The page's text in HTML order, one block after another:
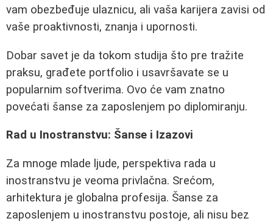
vam obezbeđuje ulaznicu, ali vaša karijera zavisi od
vaše proaktivnosti, znanja i upornosti.
Dobar savet je da tokom studija što pre tražite
praksu, građete portfolio i usavršavate se u
popularnim softverima. Ovo će vam znatno
povećati šanse za zaposlenjem po diplomiranju.
Rad u Inostranstvu: Šanse i Izazovi
Za mnoge mlade ljude, perspektiva rada u
inostranstvu je veoma privlačna. Srećom,
arhitektura je globalna profesija. Šanse za
zaposlenjem u inostranstvu postoje, ali nisu bez